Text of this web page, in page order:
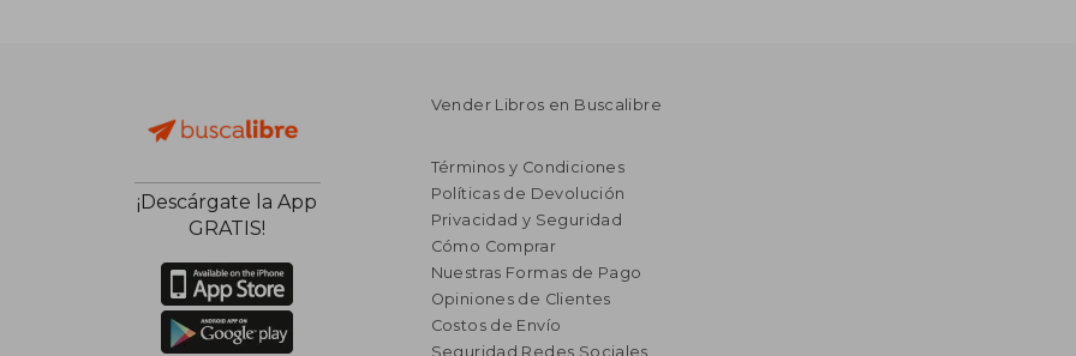
¡Descárgate la App
GRATIS!
Vender Libros en Buscalibre
Términos y Condiciones
Políticas de Devolución
Privacidad y Seguridad
Cómo Comprar
Nuestras Formas de Pago
Opiniones de Clientes
Costos de Envío
Seguridad Redes Sociales